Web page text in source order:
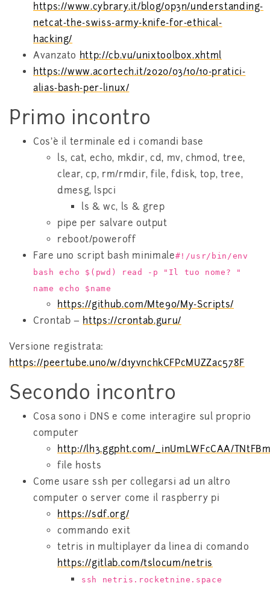
https://www.cybrary.it/blog/0p3n/understanding-
netcat-the-swiss-army-knife-for-ethical-
hacking/
Avanzato http://cb.vu/unixtoolbox.xhtml
https://www.acortech.it/2020/03/10/10-pratici-
alias-bash-per-linux/
Primo incontro
Cos’è il terminale ed i comandi base
ls, cat, echo, mkdir, cd, mv, chmod, tree,
clear, cp, rm/rmdir, file, fdisk, top, tree,
dmesg, lspci
ls & wc, ls & grep
pipe per salvare output
reboot/poweroff
Fare uno script bash minimale#!/usr/bin/env
bash echo $(pwd) read -p "Il tuo nome? "
name echo $name
https://github.com/Mte90/My-Scripts/
Crontab – https://crontab.guru/
Versione registrata:
https://peertube.uno/w/d1yvnchkCFPcMUZZac578F
Secondo incontro
Cosa sono i DNS e come interagire sul proprio
computer
http://lh3.ggpht.com/_inUmLWFcCAA/
file hosts
Come usare ssh per collegarsi ad un altro
computer o server come il raspberry pi
https://sdf.org/
commando exit
tetris in multiplayer da linea di comando
https://gitlab.com/tslocum/netris
ssh netris.rocketnine.space